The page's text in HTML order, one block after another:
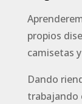
propios
camisetas
Dando
trabajando